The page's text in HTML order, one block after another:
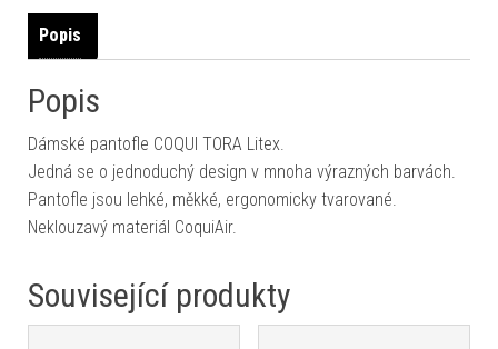
Popis
Popis
Dámské pantofle COQUI TORA Litex.
Jedná se o jednoduchý design v mnoha výrazných barvách.
Pantofle jsou lehké, měkké, ergonomicky tvarované.
Neklouzavý materiál CoquiAir.
Související produkty